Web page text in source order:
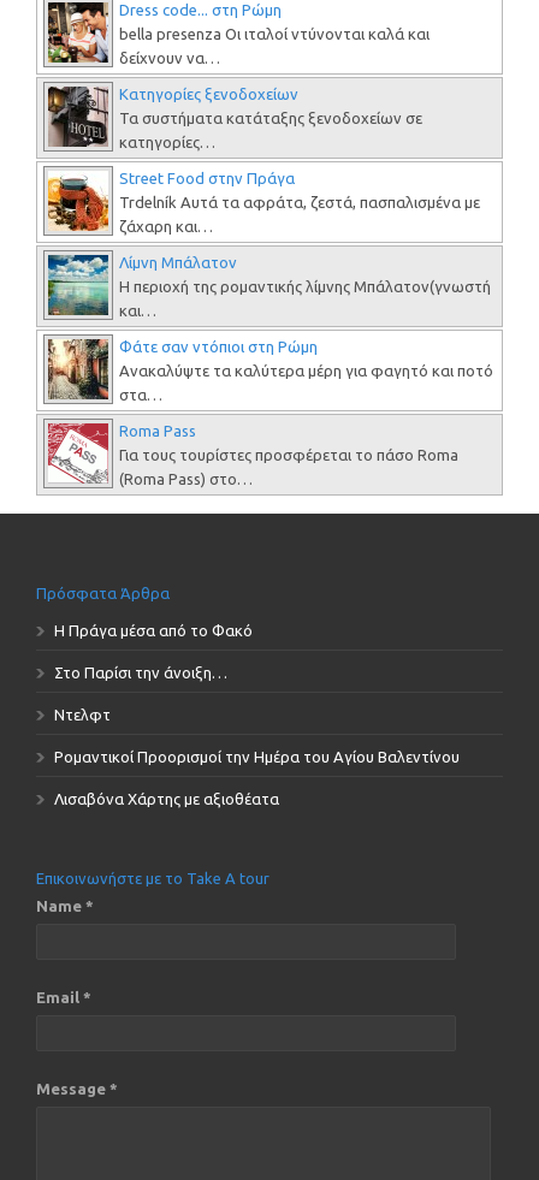
Dress code... στη Ρώμη
bella presenza Οι ιταλοί ντύνονται καλά και
δείχνουν να…
Κατηγορίες ξενοδοχείων
Τα συστήματα κατάταξης ξενοδοχείων σε
κατηγορίες…
Street Food στην Πράγα
Trdelník Αυτά τα αφράτα, ζεστά, πασπαλισμένα με
ζάχαρη και…
Λίμνη Μπάλατον
Η περιοχή της ρομαντικής λίμνης Μπάλατον(γνωστή
και…
Φάτε σαν ντόπιοι στη Ρώμη
Ανακαλύψτε τα καλύτερα μέρη για φαγητό και ποτό
στα…
Roma Pass
Για τους τουρίστες προσφέρεται το πάσο Roma
(Roma Pass) στο…
Πρόσφατα Άρθρα
Η Πράγα μέσα από το Φακό
Στο Παρίσι την άνοιξη…
Ντελφτ
Ρομαντικοί Προορισμοί την Ημέρα του Αγίου Βαλεντίνου
Λισαβόνα Χάρτης με αξιοθέατα
Επικοινωνήστε με το Take A tour
Name *
Email *
Message *